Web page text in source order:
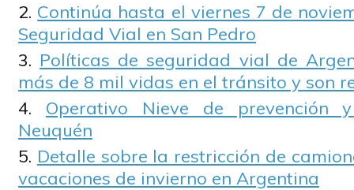
Continúa hasta el viernes 7 de
Seguridad Vial en San Pedro
Políticas de seguridad vial de
más de 8 mil vidas en el tránsito y son
Operativo Nieve de prevención
Neuquén
Detalle sobre la restricción de
vacaciones de invierno en Argentina